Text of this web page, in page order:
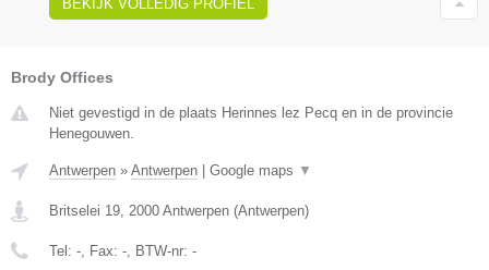
BEKIJK VOLLEDIG PROFIEL
Brody Offices
Niet gevestigd in de plaats Herinnes lez Pecq en in de provincie
Henegouwen.
Antwerpen » Antwerpen Google maps ▼
Britselei 19, 2000 Antwerpen (Antwerpen)
Tel: -, Fax: -, BTW-nr: -